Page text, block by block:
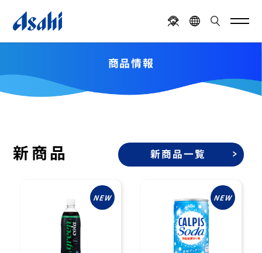
商品情報
新商品 新商品一覧